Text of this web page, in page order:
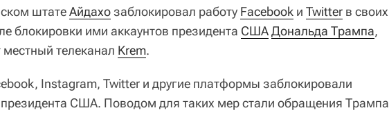
штатеАйдахозаблокировал работу Facebook и Twitter в своих
блокировки ими аккаунтов президента СШАДональда Трампа,
телеканал Krem.
Instagram, Twitter и другие платформы заблокировали
США. Поводом для таких мер стали обращения Трампа